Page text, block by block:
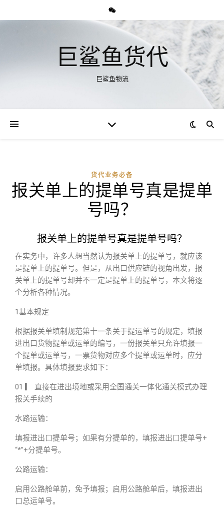
巨鲨鱼货代
巨鲨鱼物流
货代业务必备
报关单上的提单号真是提单
号吗？
报关单上的提单号真是提单号吗？
在实务中，许多人想当然认为报关单上的提单号，就应该
是提单上的提单号。但是，从出口供应链的视角出发，报
关单上的提单号却并不一定是提单上的提单号，本文将逐
个分析各种情况。
1基本规定
根据报关单填制规范第十一条关于提运单号的规定，填报
进出口货物提单或运单的编号，一份报关单只允许填报一
个提单或运单号，一票货物对应多个提单或运单时，应分
单填报。具体填报要求如下：
01 ▎ 直接在进出境地或采用全国通关一体化通关模式办理
报关手续的
水路运输：
填报进出口提单号；如果有分提单的，填报进出口提单号+
“*”+分提单号。
公路运输：
启用公路舱单前，免予填报；启用公路舱单后，填报进出
口总运单号。